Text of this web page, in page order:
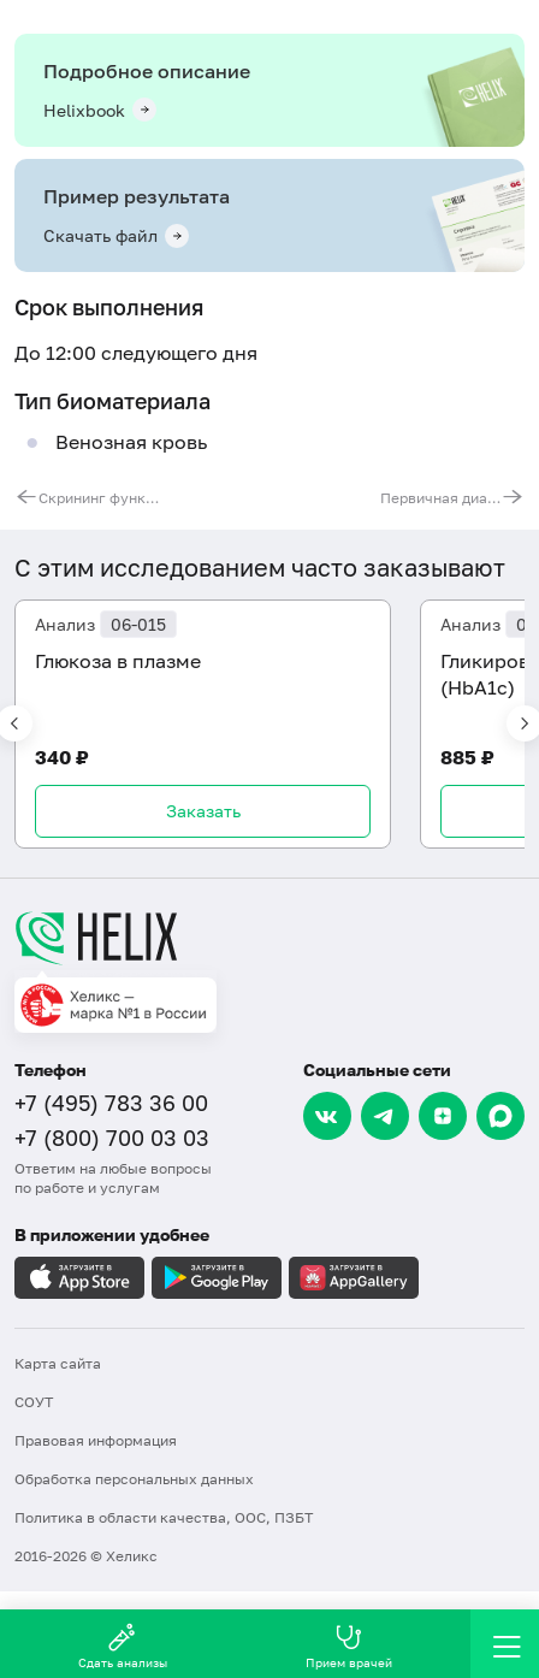
Подробное описание
Helixbook
Пример результата
Скачать файл
Срок выполнения
До 12:00 следующего дня
Тип биоматериала
Венозная кровь
Скрининг функции печени и поджелудочной железы Первичная диагностика анемии
С этим исследованием часто заказывают
Анализ 06-015
Глюкоза в плазме
340 ₽
Заказать
Анализ
(HbA1c)
885 ₽
Телефон
+7 (495) 783 36 00
+7 (800) 700 03 03
Ответим на любые вопросы
по работе и услугам
Социальные сети
В приложении удобнее
Карта сайта
СОУТ
Правовая информация
Обработка персональных данных
Политика в области качества, ООС, ПЗБТ
2016-2026 © Хеликс
Сдать анализы Прием врачей